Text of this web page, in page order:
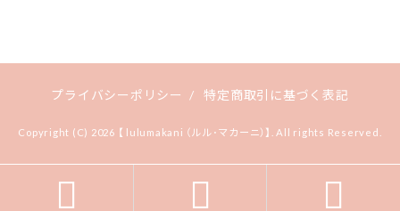
プライバシーポリシー / 特定商取引に基づく表記
Copyright (C) 2026 【 lulumakani （ルル･マカーニ）】. All rights Reserved.
  